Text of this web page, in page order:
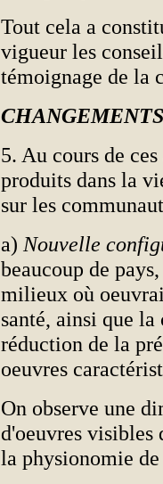
Tout cela a
vigueur les
témoignage de la
5. Au cours de
produits dans la
sur les
a) Nouvelle
beaucoup de
milieux où
santé, ainsi que
réduction de la
oeuvres
On observe une
d'oeuvres visibles
la physionomie